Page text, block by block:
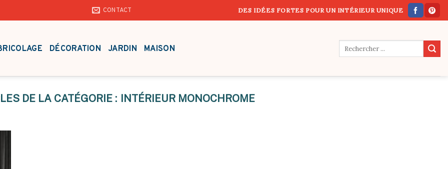
CONTACT DES IDÉES FORTES POUR UN INTÉRIEUR UNIQUE
DÉCORATION JARDIN MAISON
INTÉRIEUR MONOCHROME